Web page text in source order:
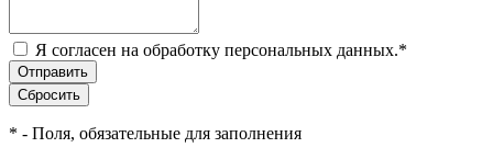
Я согласен на обработку персональных данных.*
* - Поля, обязательные для заполнения